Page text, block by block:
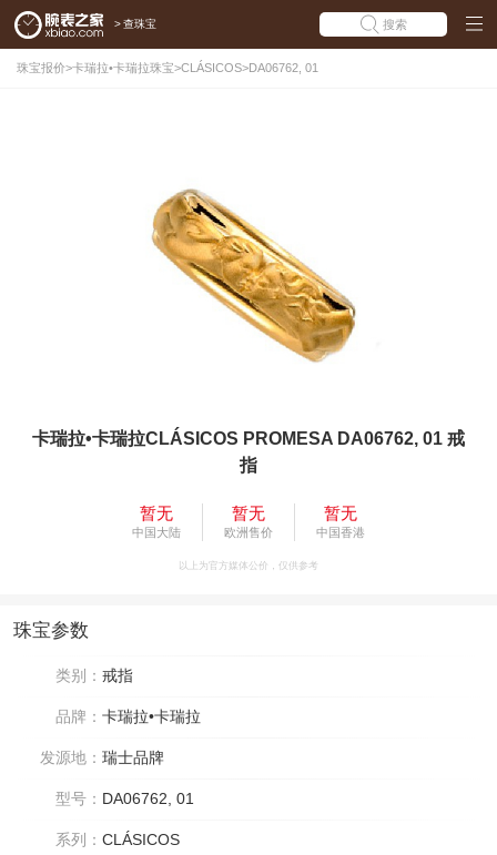
> 查珠宝 搜索
珠宝报价>卡瑞拉•卡瑞拉珠宝>CLÁSICOS>DA06762, 01
卡瑞拉•卡瑞拉CLÁSICOS PROMESA DA06762, 01 戒
指
暂无
中国大陆
暂无
欧洲售价
暂无
中国香港
以上为官方媒体公价，仅供参考
珠宝参数
类别： 戒指
品牌： 卡瑞拉•卡瑞拉
发源地： 瑞士品牌
型号： DA06762, 01
系列： CLÁSICOS